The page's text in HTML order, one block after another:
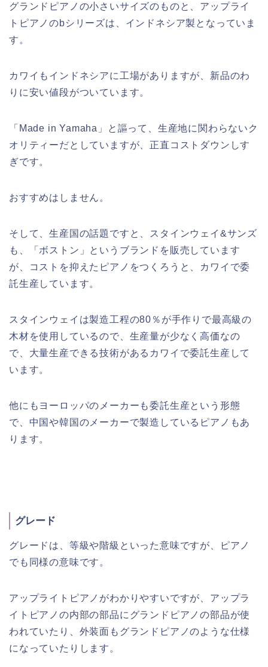
グランドピアノの小さいサイズのものと、アップライ
トピアノのbシリーズは、インドネシア製となっていま
す。
カワイもインドネシアに工場がありますが、新品のわ
りに安い値段がついています。
「Made in Yamaha」と謳って、生産地に関わらないク
オリティーだとしていますが、正直コストダウンしす
ぎです。
おすすめはしません。
そして、生産国の話題ですと、スタインウェイ&サンズ
も、「ボストン」というブランドを販売しています
が、コストを抑えたピアノをつくろうと、カワイで委
託生産しています。
スタインウェイは製造工程の80％が手作りで最高級の
木材を使用しているので、生産量が少なく高価なの
で、大量生産できる技術があるカワイで委託生産して
います。
他にもヨーロッパのメーカーも委託生産という形態
で、中国や韓国のメーカーで製造しているピアノもあ
ります。
グレード
グレードは、等級や階級といった意味ですが、ピアノ
でも同様の意味です。
アップライトピアノがわかりやすいですが、アップラ
イトピアノの内部の部品にグランドピアノの部品が使
われていたり、外装面もグランドピアノのような仕様
になっていたりします。